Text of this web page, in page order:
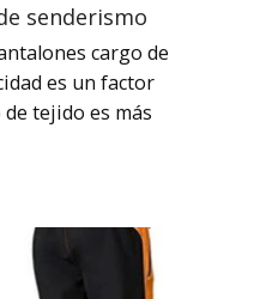
senderismo
cargo de
es un factor
tejido es más